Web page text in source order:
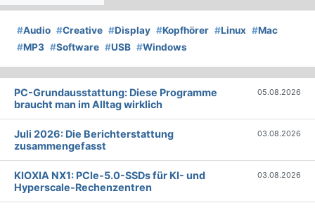
#Audio #Creative #Display #Kopfhörer #Linux #Mac
#MP3 #Software #USB #Windows
PC-Grundausstattung: Diese Programme
braucht man im Alltag wirklich
05.08.2026
Juli 2026: Die Bericht­erstattung
zusammengefasst
03.08.2026
KIOXIA NX1: PCIe-5.0-SSDs für KI- und
Hyperscale-Rechenzentren
03.08.2026